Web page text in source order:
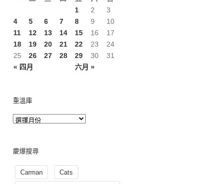
« 四月 六月 »
1 2
3
4
5 6 7 8 9
10
11
12 13 14 15 16
17
18
19 20 21 22 23
24
25
26 27 28 29 30 31
重溫庫
慶爆搜尋
Carman Cats